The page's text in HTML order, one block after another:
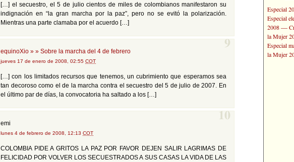
[…] el secuestro, el 5 de julio cientos de miles de colombianos manifestaron su
indignación en “la gran marcha por la paz”, pero no se evitó la polarización.
Mientras una parte clamaba por el acuerdo […]
equinoXio » » Sobre la marcha del 4 de febrero
jueves 17 de enero de 2008, 02:55 COT
9
[…] con los limitados recursos que tenemos, un cubrimiento que esperamos sea
tan decoroso como el de la marcha contra el secuestro del 5 de julio de 2007. En
el último par de días, la convocatoria ha saltado a los […]
emi
lunes 4 de febrero de 2008, 12:13 COT
10
COLOMBIA PIDE A GRITOS LA PAZ POR FAVOR DEJEN SALIR LAGRIMAS DE
FELICIDAD POR VOLVER LOS SECUESTRADOS A SUS CASAS LA VIDA DE LAS
Especial
Especial
2008—
la Mujer
Especial
la Mujer